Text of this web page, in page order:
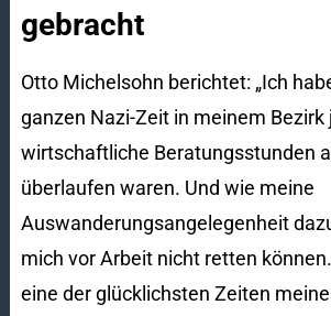
gebracht
Otto Michelsohn berichtet: „Ich
ganzen Nazi-Zeit in meinem Bezirk
wirtschaftliche Beratungsstunden
überlaufen waren. Und wie meine
Auswanderungsangelegenheit
mich vor Arbeit nicht retten
eine der glücklichsten Zeiten